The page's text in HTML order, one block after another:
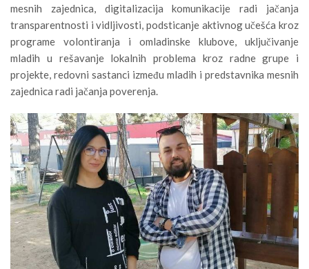
mesnih zajednica, digitalizacija komunikacije radi jačanja
transparentnosti i vidljivosti, podsticanje aktivnog učešća kroz
programe volontiranja i omladinske klubove, uključivanje
mladih u rešavanje lokalnih problema kroz radne grupe i
projekte, redovni sastanci između mladih i predstavnika mesnih
zajednica radi jačanja poverenja.